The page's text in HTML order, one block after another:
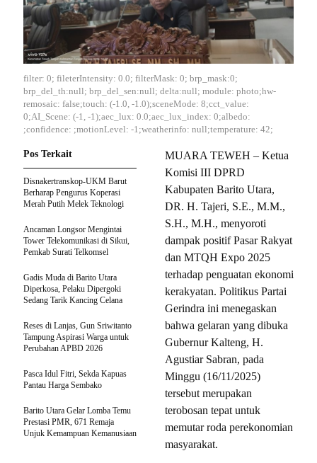
filter: 0; fileterIntensity: 0.0; filterMask: 0; brp_mask:0;
brp_del_th:null; brp_del_sen:null; delta:null; module: photo;hw-
remosaic: false;touch: (-1.0, -1.0);sceneMode: 8;cct_value:
0;AI_Scene: (-1, -1);aec_lux: 0.0;aec_lux_index: 0;albedo:
;confidence: ;motionLevel: -1;weatherinfo: null;temperature: 42;
MUARA TEWEH – Ketua
Komisi III DPRD
Kabupaten Barito Utara,
DR. H. Tajeri, S.E., M.M.,
S.H., M.H., menyoroti
dampak positif Pasar Rakyat
dan MTQH Expo 2025
terhadap penguatan ekonomi
kerakyatan. Politikus Partai
Gerindra ini menegaskan
bahwa gelaran yang dibuka
Gubernur Kalteng, H.
Agustiar Sabran, pada
Minggu (16/11/2025)
tersebut merupakan
terobosan tepat untuk
memutar roda perekonomian
masyarakat.
Pos Terkait
Disnakertranskop-UKM Barut
Berharap Pengurus Koperasi
Merah Putih Melek Teknologi
Ancaman Longsor Mengintai
Tower Telekomunikasi di Sikui,
Pemkab Surati Telkomsel
Gadis Muda di Barito Utara
Diperkosa, Pelaku Dipergoki
Sedang Tarik Kancing Celana
Reses di Lanjas, Gun Sriwitanto
Tampung Aspirasi Warga untuk
Perubahan APBD 2026
Pasca Idul Fitri, Sekda Kapuas
Pantau Harga Sembako
Barito Utara Gelar Lomba Temu
Prestasi PMR, 671 Remaja
Unjuk Kemampuan Kemanusiaan